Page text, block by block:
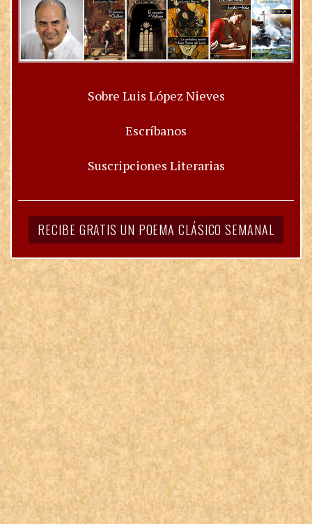
Sobre Luis López Nieves
Escríbanos
Suscripciones Literarias
RECIBE GRATIS UN POEMA CLÁSICO SEMANAL